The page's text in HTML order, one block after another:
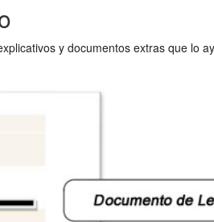
y documentos extras que lo